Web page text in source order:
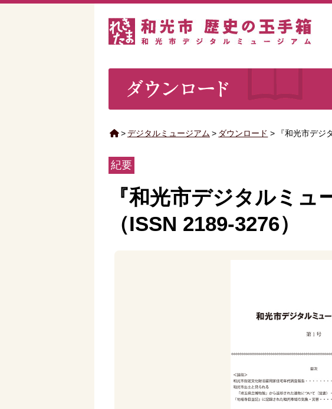
> デジタルミュージアム > ダウンロード > 『和光市デジ
紀要
『和光市デジタルミュ
（ISSN 2189-3276）